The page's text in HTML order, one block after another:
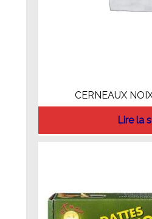
CERNEAUX
Lire la